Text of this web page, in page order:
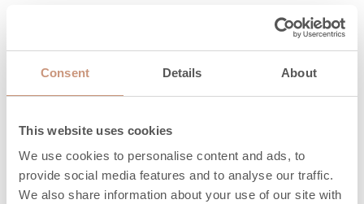
Consent Details About
This website uses cookies
We use cookies to personalise content and ads, to
provide social media features and to analyse our traffic.
We also share information about your use of our site with
auch zu einer schönen Ergänzung für
Innovative Technologie.